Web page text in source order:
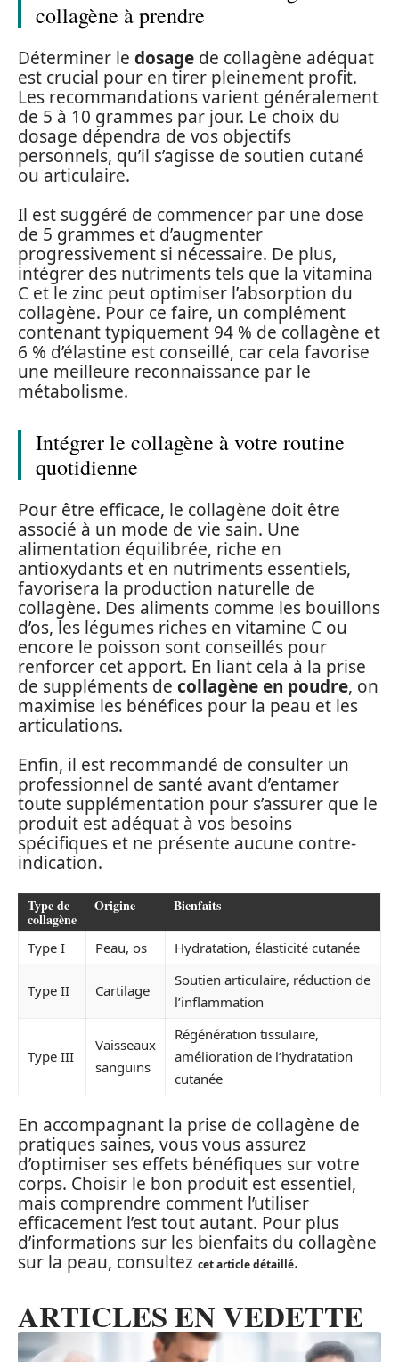
collagène à prendre
Déterminer le dosage de collagène adéquat
est crucial pour en tirer pleinement profit.
Les recommandations varient généralement
de 5 à 10 grammes par jour. Le choix du
dosage dépendra de vos objectifs
personnels, qu’il s’agisse de soutien cutané
ou articulaire.
Il est suggéré de commencer par une dose
de 5 grammes et d’augmenter
progressivement si nécessaire. De plus,
intégrer des nutriments tels que la vitamina
C et le zinc peut optimiser l’absorption du
collagène. Pour ce faire, un complément
contenant typiquement 94 % de collagène et
6 % d’élastine est conseillé, car cela favorise
une meilleure reconnaissance par le
métabolisme.
Intégrer le collagène à votre routine
quotidienne
Pour être efficace, le collagène doit être
associé à un mode de vie sain. Une
alimentation équilibrée, riche en
antioxydants et en nutriments essentiels,
favorisera la production naturelle de
collagène. Des aliments comme les bouillons
d’os, les légumes riches en vitamine C ou
encore le poisson sont conseillés pour
renforcer cet apport. En liant cela à la prise
de suppléments de collagène en poudre, on
maximise les bénéfices pour la peau et les
articulations.
Enfin, il est recommandé de consulter un
professionnel de santé avant d’entamer
toute supplémentation pour s’assurer que le
produit est adéquat à vos besoins
spécifiques et ne présente aucune contre-
indication.
Type de
collagène
Origine Bienfaits
Type I Peau, os Hydratation, élasticité cutanée
Type II Cartilage
Soutien articulaire, réduction de
l’inflammation
Type III
Vaisseaux
sanguins
Régénération tissulaire,
amélioration de l’hydratation
cutanée
En accompagnant la prise de collagène de
pratiques saines, vous vous assurez
d’optimiser ses effets bénéfiques sur votre
corps. Choisir le bon produit est essentiel,
mais comprendre comment l’utiliser
efficacement l’est tout autant. Pour plus
d’informations sur les bienfaits du collagène
sur la peau, consultez cet article détaillé.
ARTICLES EN VEDETTE